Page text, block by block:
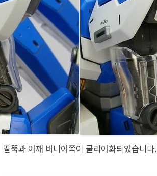
팔뚝과 어깨 버니어쪽이 클리어화되었습니다.